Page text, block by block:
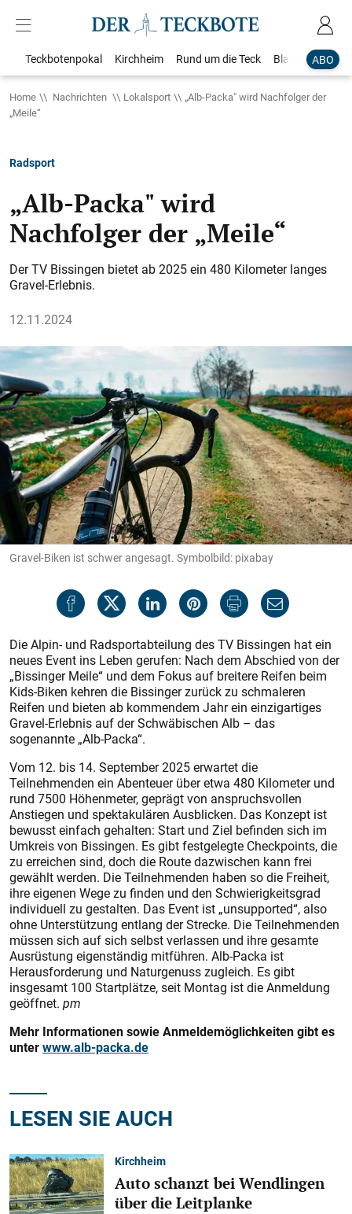
ABO
Teckbotenpokal Kirchheim Rund um die Teck Blaulicht
Home Nachrichten Lokalsport
„Alb-Packa" wird Nachfolger der
„Meile“
Radsport
„Alb-Packa" wird
Nachfolger der „Meile“
Der TV Bissingen bietet ab 2025 ein 480 Kilometer langes
Gravel-Erlebnis.
12.11.2024
Gravel-Biken ist schwer angesagt. Symbolbild: pixabay
Die Alpin- und Radsportabteilung des TV Bissingen hat ein
neues Event ins Leben gerufen: Nach dem Abschied von der
„Bissinger Meile“ und dem Fokus auf breitere Reifen beim
Kids-Biken kehren die Bissinger zurück zu schmaleren
Reifen und bieten ab kommendem Jahr ein einzigartiges
Gravel-Erlebnis auf der Schwäbischen Alb – das
sogenannte „Alb-Packa“.
Vom 12. bis 14. September 2025 erwartet die
Teilnehmenden ein Abenteuer über etwa 480 Kilometer und
rund 7500 Höhenmeter, geprägt von anspruchsvollen
Anstiegen und spektakulären Ausblicken. Das Konzept ist
bewusst einfach gehalten: Start und Ziel befinden sich im
Umkreis von Bissingen. Es gibt festgelegte Checkpoints, die
zu erreichen sind, doch die Route dazwischen kann frei
gewählt werden. Die Teilnehmenden haben so die Freiheit,
ihre eigenen Wege zu finden und den Schwierigkeitsgrad
individuell zu gestalten. Das Event ist „unsupported“, also
ohne Unterstützung entlang der Strecke. Die Teilnehmenden
müssen sich auf sich selbst verlassen und ihre gesamte
Ausrüstung eigenständig mitführen. Alb-Packa ist
Herausforderung und Naturgenuss zugleich. Es gibt
insgesamt 100 Startplätze, seit Montag ist die Anmeldung
geöffnet. pm
Mehr Informationen sowie Anmeldemöglichkeiten gibt es
unterwww.alb-packa.de
LESEN SIE AUCH
Kirchheim
Auto schanzt bei Wendlingen
über die Leitplanke